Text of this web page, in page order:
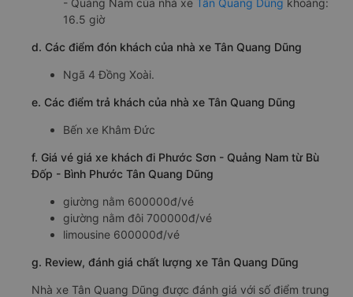
16.5 giờ
d. Các điểm đón khách của nhà xe Tân Quang Dũng
Ngã 4 Đồng Xoài.
e. Các điểm trả khách của nhà xe Tân Quang Dũng
Bến xe Khâm Đức
f. Giá vé giá xe khách đi Phước Sơn - Quảng Nam từ Bù
Đốp - Bình Phước Tân Quang Dũng
giường nằm 600000đ/vé
giường nằm đôi 700000đ/vé
limousine 600000đ/vé
g. Review, đánh giá chất lượng xe Tân Quang Dũng
Nhà xe Tân Quang Dũng được đánh giá với số điểm trung